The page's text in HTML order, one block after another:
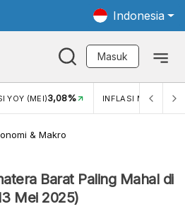
Indonesia
Masuk
YOY (MEI)3,08% INFLASI MOM (MEI)
& Makro
Barat Paling Mahal di
Mei 2025)